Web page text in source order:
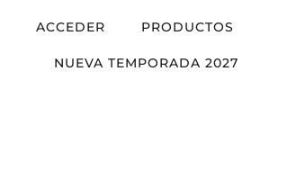
ACCEDER PRODUCTOS
NUEVA TEMPORADA 2027